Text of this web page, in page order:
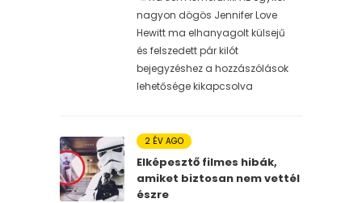
nagyon dögös Jennifer Love
Hewitt ma elhanyagolt külsejű
és felszedett pár kilót
bejegyzéshez a hozzászólások
lehetősége kikapcsolva
2 ÉV AGO
Elképesztő filmes hibák,
amiket biztosan nem vettél
észre